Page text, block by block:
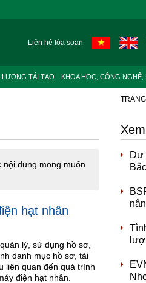
Liên hệ tòa soạn
TÁI TẠO KHOA HỌC, CÔNG
dung mong muốn
hạt nhân
lý, sử dụng hồ sơ,
danh mục hồ sơ, tài
liên quan đến quá trình
điện hạt nhân.
Dự